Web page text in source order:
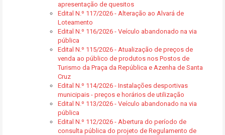
apresentação de quesitos
Edital N.º 117/2026 - Alteração ao Alvará de
Loteamento
Edital N.º 116/2026 - Veículo abandonado na via
pública
Edital N.º 115/2026 - Atualização de preços de
venda ao público de produtos nos Postos de
Turismo da Praça da República e Azenha de Santa
Cruz
Edital N.º 114/2026 - Instalações desportivas
municipais - preços e horários de utilização
Edital N.º 113/2026 - Veículo abandonado na via
pública
Edital N.º 112/2026 - Abertura do período de
consulta pública do projeto de Regulamento de